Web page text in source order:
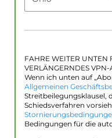
FAHRE WEITER UNTEN
VERLÄNGERNDES
Wenn ich unten auf
Allgemeinen
Streitbeilegungsklausel,
Schiedsverfahren
Bedingungen für die